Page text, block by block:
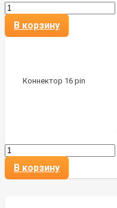
В корзину
Коннектор 16 pin
В корзину